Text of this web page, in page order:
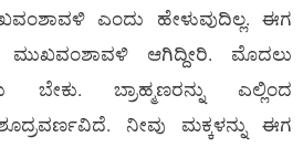
ಎಂದು ಹೇಳುವುದಿಲ್ಲ. ಈಗ
ಮುಖವಂಶಾವಳಿ ಆಗಿದ್ದೀರಿ. ಮೊದಲು
ಬೇಕು. ಬ್ರಾಹ್ಮಣರನ್ನು ಎಲ್ಲಿಂದ
ನೀವು ಮಕ್ಕಳನ್ನು ಈಗ